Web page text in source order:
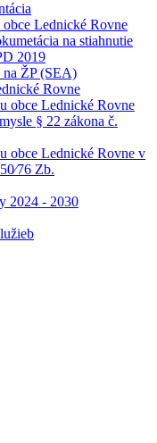
Lednické Rovne
na stiahnutie
2019
ŽP (SEA)
Rovne
obce Lednické Rovne
§ 22 zákona č.
obce Lednické Rovne v
Zb.
2024 - 2030